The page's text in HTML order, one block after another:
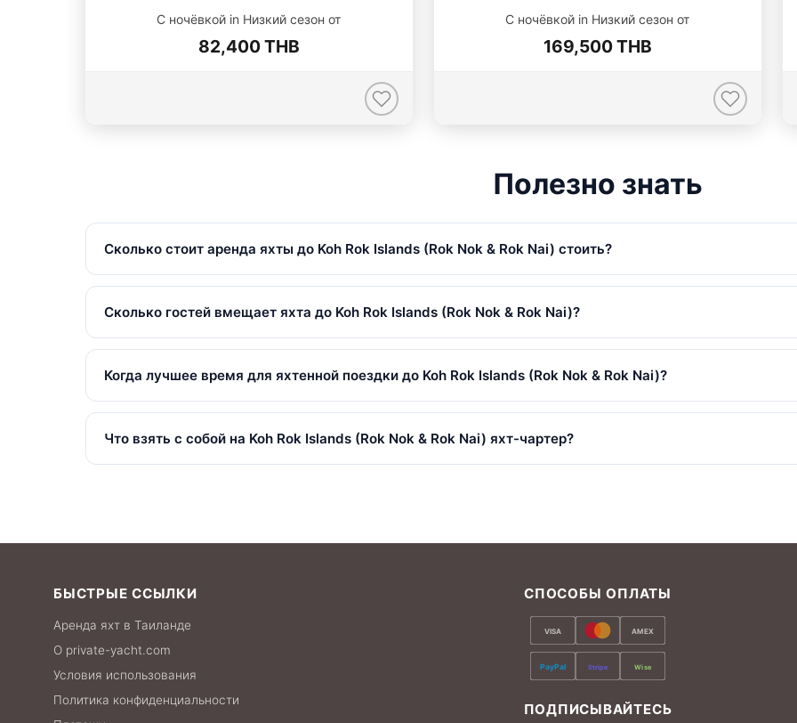
С ночёвкой in Низкий сезон от
82,400 THB
С ночёвкой in Низкий сезон от
169,500 THB
Полезно знать
Сколько стоит аренда яхты до Koh Rok Islands (Rok Nok & Rok Nai) стоить?
Аренда частных яхт до Koh Rok Islands (Rok Nok & Rok Nai) начинается от 82,400 THB в Низкий сезон. Цены
сезона. Все цены включают НДС.
Сколько гостей вмещает яхта до Koh Rok Islands (Rok Nok & Rok Nai)?
Наши яхты до Koh Rok Islands (Rok Nok & Rok Nai) вмещают до 30 гостей. У нас есть 3 яхт, от небольших
Когда лучшее время для яхтенной поездки до Koh Rok Islands (Rok Nok & Rok Nai)?
Лучшее время для аренды яхты до Koh Rok Islands (Rok Nok & Rok Nai) — высокий сезон (ноябрь — апрель)
сезон (май — октябрь) предлагает более низкие цены, но с периодическими дождями.
Что взять с собой на Koh Rok Islands (Rok Nok & Rok Nai) яхт-чартер?
БЫСТРЫЕ ССЫЛКИ
Аренда яхт в Таиланде
О private-yacht.com
Условия использования
Политика конфиденциальности
СПОСОБЫ ОПЛАТЫ
VISA AMEX
PayPal Stripe Wise
ПОДПИСЫВАЙТЕСЬ